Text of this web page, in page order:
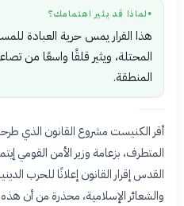
● لماذا قد يثير اهتمامك؟
هذا القرار يمس حرية العبادة
المحتلة، ويثير قلقًا واسعًا من
المنطقة.
أقر الكنيست مشروع القانون الذي
المتطرف، بزعامة وزير الأمن القومي
القدس إقرار القانون إعلانًا للحرب
والشعائر الإسلامية، محذرة من أن